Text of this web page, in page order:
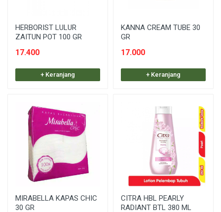
HERBORIST LULUR
ZAITUN POT 100 GR
17.400
+ Keranjang
KANNA CREAM TUBE 30
GR
17.000
+ Keranjang
MIRABELLA KAPAS CHIC
30 GR
CITRA HBL PEARLY
RADIANT BTL 380 ML